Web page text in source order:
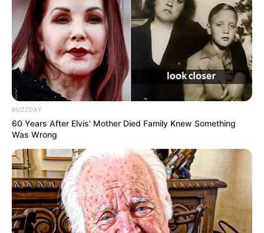
10 Pose Manekin Anti
Mainstream yang Konyol
Banget
Minggu ala Jomblo yang Bikin
Ngenes
BUZZDAY
60 Years After Elvis' Mother Died Family Knew Something
Was Wrong